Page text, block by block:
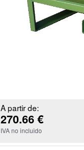
A partir de:
270.66 €
IVA no incluido